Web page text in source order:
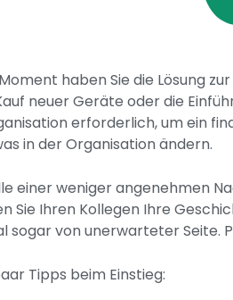
haben Sie die Lösung
neuer Geräte oder die
erforderlich, um ein
in der Organisation ändern.
einer weniger angenehmen
Sie Ihren Kollegen Ihre
sogar von unerwarteter Seite.
Tipps beim Einstieg: